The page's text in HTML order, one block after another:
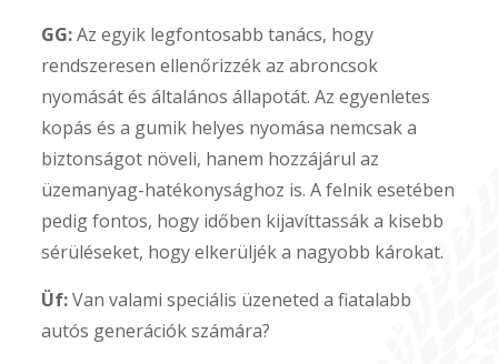
GG:Az egyik legfontosabb tanács, hogy
rendszeresen ellenőrizzék az abroncsok
nyomását és általános állapotát. Az egyenletes
kopás és a gumik helyes nyomása nemcsak a
biztonságot növeli, hanem hozzájárul az
üzemanyag-hatékonysághoz is. A felnik esetében
pedig fontos, hogy időben kijavíttassák a kisebb
sérüléseket, hogy elkerüljék a nagyobb károkat.
Üf:Van valami speciális üzeneted a fiatalabb
autós generációk számára?